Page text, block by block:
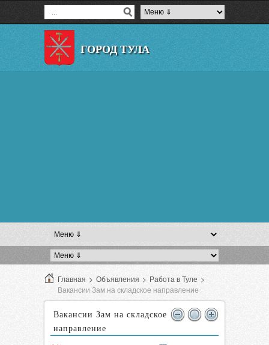
ГОРОД ТУЛА
Главная > Объявления > Работа в Туле >
Вакансии Зам на складское направление
Вакансии Зам на складское
направление